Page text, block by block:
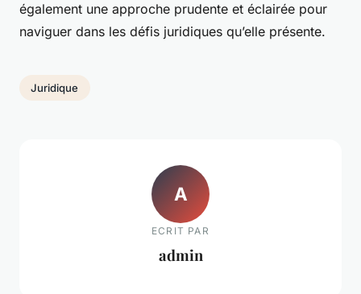
également une approche prudente et éclairée pour
naviguer dans les défis juridiques qu’elle présente.
Juridique
A
ECRIT PAR
admin